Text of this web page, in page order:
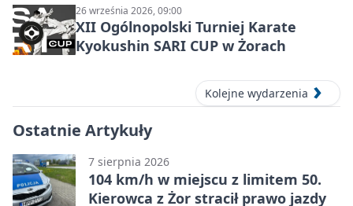
26 września 2026, 09:00
XII Ogólnopolski Turniej Karate
Kyokushin SARI CUP w Żorach
Kolejne wydarzenia
Ostatnie Artykuły
7 sierpnia 2026
104 km/h w miejscu z limitem 50.
Kierowca z Żor stracił prawo jazdy